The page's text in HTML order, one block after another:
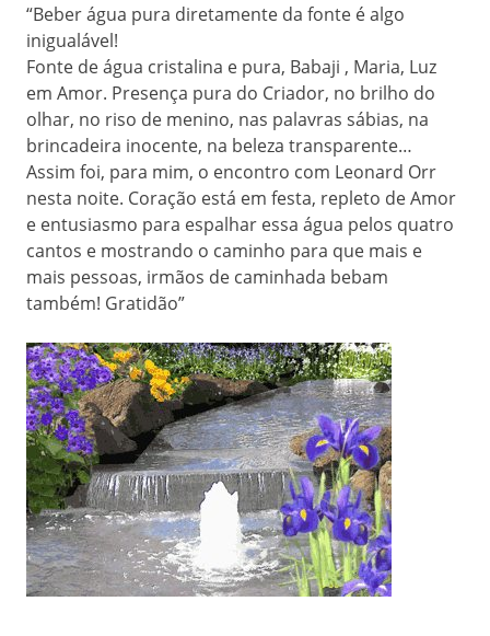
“Beber água pura diretamente da fonte é algo
inigualável!
Fonte de água cristalina e pura, Babaji , Maria, Luz
em Amor. Presença pura do Criador, no brilho do
olhar, no riso de menino, nas palavras sábias, na
brincadeira inocente, na beleza transparente…
Assim foi, para mim, o encontro com Leonard Orr
nesta noite. Coração está em festa, repleto de Amor
e entusiasmo para espalhar essa água pelos quatro
cantos e mostrando o caminho para que mais e
mais pessoas, irmãos de caminhada bebam
também! Gratidão”